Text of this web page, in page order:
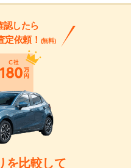
認したら
定依頼！ (無料)
を比較して